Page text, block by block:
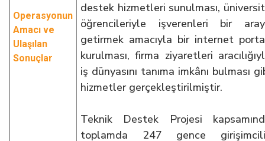
Operasyonun
Amacı ve
Ulaşılan
Sonuçlar
destek hizmetleri sunulması,
öğrencileriyle işverenleri bir
getirmek amacıyla bir internet
kurulması, firma ziyaretleri
iş dünyasını tanıma imkânı bulması
hizmetler gerçekleştirilmiştir.
Teknik Destek Projesi
toplamda 247 gence